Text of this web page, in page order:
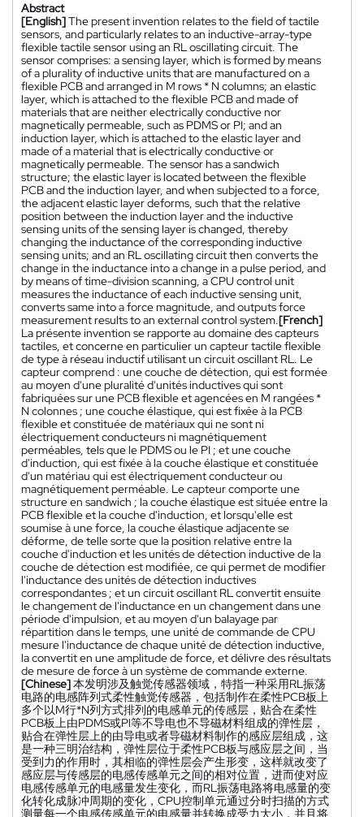
Abstract
[English]The present invention relates to the field of tactile
sensors, and particularly relates to an inductive-array-type
flexible tactile sensor using an RL oscillating circuit. The
sensor comprises: a sensing layer, which is formed by means
of a plurality of inductive units that are manufactured on a
flexible PCB and arranged in M rows * N columns; an elastic
layer, which is attached to the flexible PCB and made of
materials that are neither electrically conductive nor
magnetically permeable, such as PDMS or PI; and an
induction layer, which is attached to the elastic layer and
made of a material that is electrically conductive or
magnetically permeable. The sensor has a sandwich
structure; the elastic layer is located between the flexible
PCB and the induction layer, and when subjected to a force,
the adjacent elastic layer deforms, such that the relative
position between the induction layer and the inductive
sensing units of the sensing layer is changed, thereby
changing the inductance of the corresponding inductive
sensing units; and an RL oscillating circuit then converts the
change in the inductance into a change in a pulse period, and
by means of time-division scanning, a CPU control unit
measures the inductance of each inductive sensing unit,
converts same into a force magnitude, and outputs force
measurement results to an external control system.[French]
La présente invention se rapporte au domaine des capteurs
tactiles, et concerne en particulier un capteur tactile flexible
de type à réseau inductif utilisant un circuit oscillant RL. Le
capteur comprend : une couche de détection, qui est formée
au moyen d'une pluralité d'unités inductives qui sont
fabriquées sur une PCB flexible et agencées en M rangées *
N colonnes ; une couche élastique, qui est fixée à la PCB
flexible et constituée de matériaux qui ne sont ni
électriquement conducteurs ni magnétiquement
perméables, tels que le PDMS ou le PI ; et une couche
d'induction, qui est fixée à la couche élastique et constituée
d'un matériau qui est électriquement conducteur ou
magnétiquement perméable. Le capteur comporte une
structure en sandwich ; la couche élastique est située entre la
PCB flexible et la couche d'induction, et lorsqu'elle est
soumise à une force, la couche élastique adjacente se
déforme, de telle sorte que la position relative entre la
couche d'induction et les unités de détection inductive de la
couche de détection est modifiée, ce qui permet de modifier
l'inductance des unités de détection inductives
correspondantes ; et un circuit oscillant RL convertit ensuite
le changement de l'inductance en un changement dans une
période d'impulsion, et au moyen d'un balayage par
répartition dans le temps, une unité de commande de CPU
mesure l'inductance de chaque unité de détection inductive,
la convertit en une amplitude de force, et délivre des résultats
de mesure de force à un système de commande externe.
[Chinese]本发明涉及触觉传感器领域，特指一种采用RL振荡
电路的电感阵列式柔性触觉传感器，包括制作在柔性PCB板上
多个以M行*N列方式排列的电感单元的传感层，贴合在柔性
PCB板上由PDMS或Pl等不导电也不导磁材料组成的弹性层，
贴合在弹性层上的由导电或者导磁材料制作的感应层组成，这
是一种三明治结构，弹性层位于柔性PCB板与感应层之间，当
受到力的作用时，其相临的弹性层会产生形变，这样就改变了
感应层与传感层的电感传感单元之间的相对位置，进而使对应
电感传感单元的电感量发生变化，而RL振荡电路将电感量的变
化转化成脉冲周期的变化，CPU控制单元通过分时扫描的方式
测量每一个电感传感单元的电感量并转换成受力大小，并且将